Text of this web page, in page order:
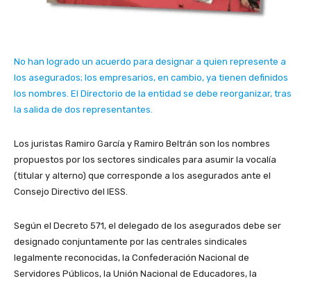
No han logrado un acuerdo para designar a quien represente a
los asegurados; los empresarios, en cambio, ya tienen definidos
los nombres. El Directorio de la entidad se debe reorganizar, tras
la salida de dos representantes.
Los juristas Ramiro García y Ramiro Beltrán son los nombres
propuestos por los sectores sindicales para asumir la vocalía
(titular y alterno) que corresponde a los asegurados ante el
Consejo Directivo del IESS.
Según el Decreto 571, el delegado de los asegurados debe ser
designado conjuntamente por las centrales sindicales
legalmente reconocidas, la Confederación Nacional de
Servidores Públicos, la Unión Nacional de Educadores, la